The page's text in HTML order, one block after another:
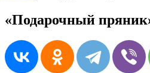
«Подарочный